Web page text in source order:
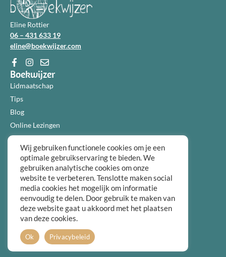
Eline Rottier
06 – 431 633 19
eline@boekwijzer.com
Boekwijzer
Lidmaatschap
Tips
Blog
Online Lezingen
Diensten
Over ons
Informatie
Algemene voorwaarden
Privacybeleid
Over ons
FAQ
Wij gebruiken functionele cookies om je een
optimale gebruikservaring te bieden. We
gebruiken analytische cookies om onze
website te verbeteren. Tenslotte maken social
media cookies het mogelijk om informatie
eenvoudig te delen. Door gebruik te maken van
deze website gaat u akkoord met het plaatsen
van deze cookies.
Ok Privacybeleid